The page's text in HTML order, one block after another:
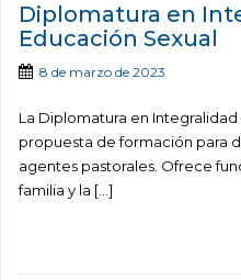
Diplomatura en
Educación Sexual
8 de marzo de 2023
La Diplomatura en
propuesta de formación para
agentes pastorales. Ofrece
familia y la […]